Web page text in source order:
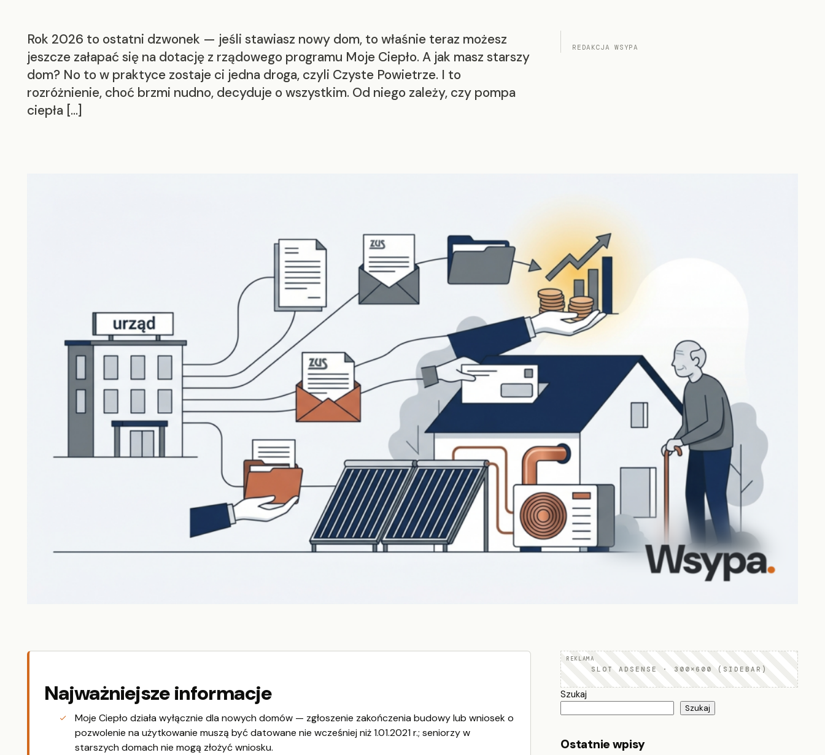
Rok 2026 to ostatni dzwonek — jeśli stawiasz nowy dom, to właśnie teraz możesz
jeszcze załapać się na dotację z rządowego programu Moje Ciepło. A jak masz starszy
dom? No to w praktyce zostaje ci jedna droga, czyli Czyste Powietrze. I to
rozróżnienie, choć brzmi nudno, decyduje o wszystkim. Od niego zależy, czy pompa
ciepła […]
REDAKCJA WSYPA
Najważniejsze informacje
Moje Ciepło działa wyłącznie dla nowych domów — zgłoszenie zakończenia budowy lub wniosek o
pozwolenie na użytkowanie muszą być datowane nie wcześniej niż 1.01.2021 r.; seniorzy w
starszych domach nie mogą złożyć wniosku.
SLOT ADSENSE · 300×600 (SIDEBAR)
Szukaj
Szukaj
Ostatnie wpisy